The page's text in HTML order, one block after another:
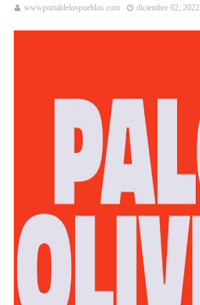
wwwportaldelospueblos.com diciembre 02, 2022